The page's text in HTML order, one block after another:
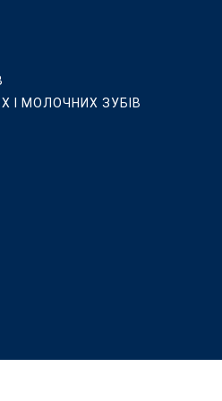
ВІДБІЛЮВАННЯ,
І МОЛОЧНИХ ЗУБІВ